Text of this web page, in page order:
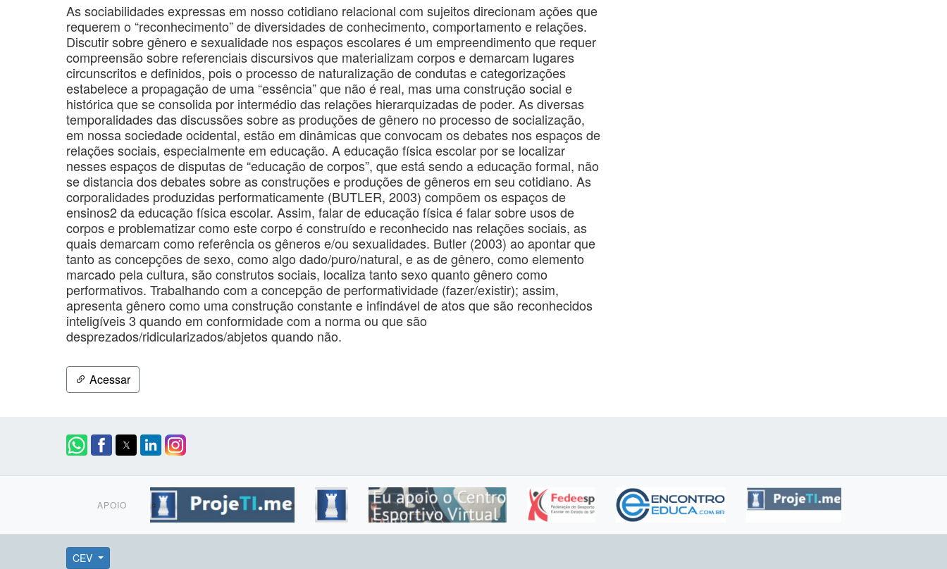
As sociabilidades expressas em nosso cotidiano relacional com sujeitos direcionam ações que
requerem o “reconhecimento” de diversidades de conhecimento, comportamento e relações.
Discutir sobre gênero e sexualidade nos espaços escolares é um empreendimento que requer
compreensão sobre referenciais discursivos que materializam corpos e demarcam lugares
circunscritos e definidos, pois o processo de naturalização de condutas e categorizações
estabelece a propagação de uma “essência” que não é real, mas uma construção social e
histórica que se consolida por intermédio das relações hierarquizadas de poder. As diversas
temporalidades das discussões sobre as produções de gênero no processo de socialização,
em nossa sociedade ocidental, estão em dinâmicas que convocam os debates nos espaços de
relações sociais, especialmente em educação. A educação física escolar por se localizar
nesses espaços de disputas de “educação de corpos”, que está sendo a educação formal, não
se distancia dos debates sobre as construções e produções de gêneros em seu cotidiano. As
corporalidades produzidas performaticamente (BUTLER, 2003) compõem os espaços de
ensinos2 da educação física escolar. Assim, falar de educação física é falar sobre usos de
corpos e problematizar como este corpo é construído e reconhecido nas relações sociais, as
quais demarcam como referência os gêneros e/ou sexualidades. Butler (2003) ao apontar que
tanto as concepções de sexo, como algo dado/puro/natural, e as de gênero, como elemento
marcado pela cultura, são construtos sociais, localiza tanto sexo quanto gênero como
performativos. Trabalhando com a concepção de performatividade (fazer/existir); assim,
apresenta gênero como uma construção constante e infindável de atos que são reconhecidos
inteligíveis 3 quando em conformidade com a norma ou que são
desprezados/ridicularizados/abjetos quando não.
Acessar
APOIO
CEV